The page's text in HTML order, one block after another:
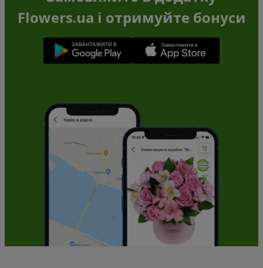
Flowers.ua і отримуйте бонуси